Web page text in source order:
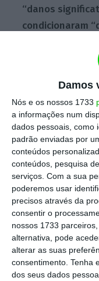
Damos
Nós e os nossos 1733
a informações num
dados pessoais, como
padrão enviadas por
conteúdos
conteúdos, pesquisa
serviços. Com a sua
poderemos usar
precisos através da
consentir o
nossos 1733
alternativa, pode
alterar as suas
consentimento. Tenha
dos seus dados
“danos
condicionaram
Não temos
no próximo
não consegue
que íamos
que íamos
podermos
zonas do
Alcácer do Sal,
declarações
Clarisse
Municipal
feira logo